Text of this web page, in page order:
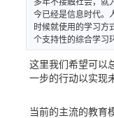
多年不接触社会， 就
今已经是信息时代。
时候就使用 的学习方
个支持性的综合学习
这里我们希望可以
一步的行动以实现
当前的主流的教育